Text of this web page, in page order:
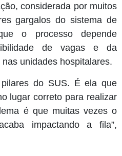
considerada por muitos
gargalos do sistema de
o processo depende
de vagas e da
unidades hospitalares.
do SUS. É ela que
lugar correto para realizar
é que muitas vezes o
impactando a fila”,